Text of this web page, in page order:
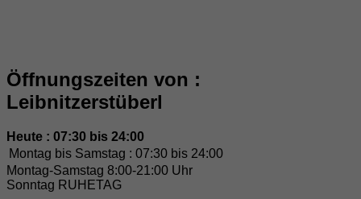
Öffnungszeiten von :
Leibnitzerstüberl
Heute : 07:30 bis 24:00
Montag bis Samstag : 07:30 bis 24:00
Montag-Samstag 8:00-21:00 Uhr
Sonntag RUHETAG